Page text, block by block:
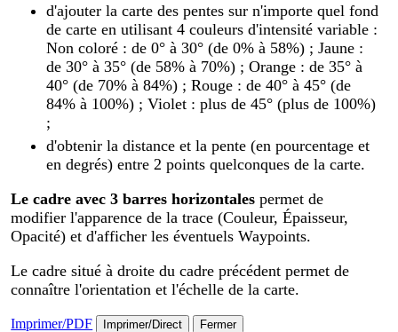
d'ajouter la carte des pentes sur n'importe quel fond
de carte en utilisant 4 couleurs d'intensité variable :
Non coloré : de 0° à 30° (de 0% à 58%) ; Jaune :
de 30° à 35° (de 58% à 70%) ; Orange : de 35° à
40° (de 70% à 84%) ; Rouge : de 40° à 45° (de
84% à 100%) ; Violet : plus de 45° (plus de 100%)
;
d'obtenir la distance et la pente (en pourcentage et
en degrés) entre 2 points quelconques de la carte.
Le cadre avec 3 barres horizontales permet de
modifier l'apparence de la trace (Couleur, Épaisseur,
Opacité) et d'afficher les éventuels Waypoints.
Le cadre situé à droite du cadre précédent permet de
connaître l'orientation et l'échelle de la carte.
Imprimer/PDF Imprimer/Direct Fermer